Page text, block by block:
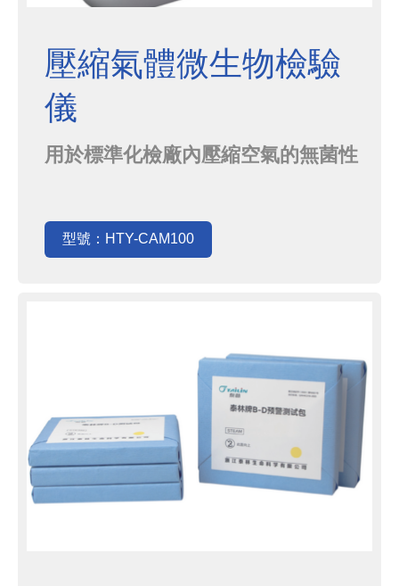
壓縮氣體微生物檢驗
儀
用於標準化檢廠內壓縮空氣的無菌性
型號：HTY-CAM100